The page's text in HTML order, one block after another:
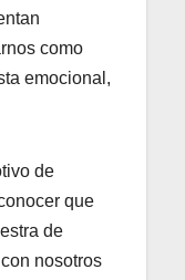
como
emocional,
de
que
de
nosotros